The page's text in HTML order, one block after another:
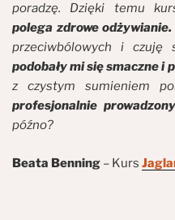
poradzę. Dzięki temu
polega zdrowe odżywianie.
przeciwbólowych i czuję
podobały mi się smaczne i
z czystym sumieniem
profesjonalnie prowadzony
późno?
Beata Benning – Kurs